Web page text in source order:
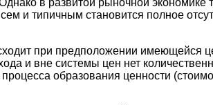
в развитой рыночной
и типичным становится полное
при предположении имеющейся
и вне системы цен нет
образования ценности